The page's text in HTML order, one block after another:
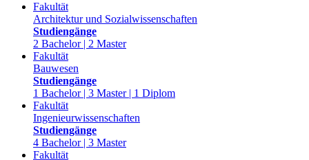
Fakultät
Architektur und Sozialwissenschaften
Studiengänge
2 Bachelor | 2 Master
Fakultät
Bauwesen
Studiengänge
1 Bachelor | 3 Master | 1 Diplom
Fakultät
Ingenieurwissenschaften
Studiengänge
4 Bachelor | 3 Master
Fakultät